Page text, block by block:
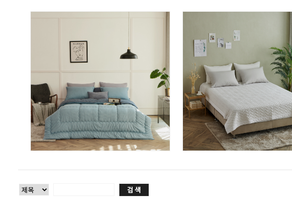
댄디 영국산 양모 차렵이불 호주산 로얄 양모스프레드